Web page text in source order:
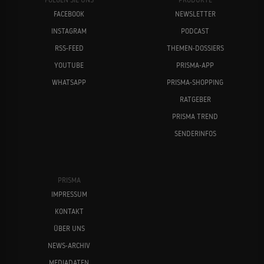
FACEBOOK
INSTAGRAM
RSS-FEED
YOUTUBE
WHATSAPP
NEWSLETTER
PODCAST
THEMEN-DOSSIERS
PRISMA-APP
PRISMA-SHOPPING
RATGEBER
PRISMA TREND
SENDERINFOS
PRISMA
IMPRESSUM
KONTAKT
ÜBER UNS
NEWS-ARCHIV